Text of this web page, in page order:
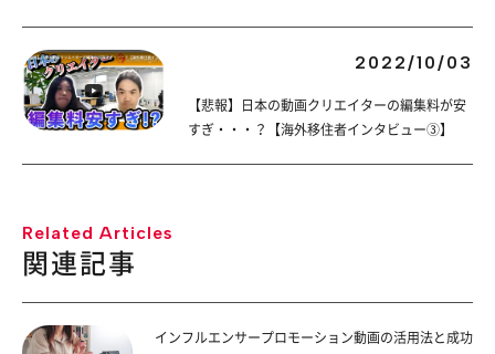
2022/10/03
【悲報】日本の動画クリエイターの編集料が安
すぎ・・・？【海外移住者インタビュー③】
Related Articles
関連記事
インフルエンサープロモーション動画の活用法と成功